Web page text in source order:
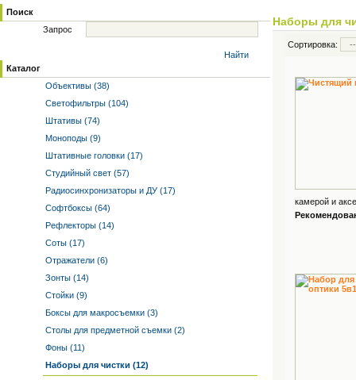
Поиск
Запрос
Найти
Каталог
Объективы (38)
Светофильтры (104)
Штативы (74)
Моноподы (9)
Штативные головки (17)
Студийный свет (57)
Радиосинхронизаторы и ДУ (17)
Софтбоксы (64)
Рефлекторы (14)
Соты (17)
Отражатели (6)
Зонты (14)
Стойки (9)
Боксы для макросъемки (3)
Столы для предметной съемки (2)
Фоны (11)
Наборы для чистки (12)
Наборы для
Сортировка:
камерой и